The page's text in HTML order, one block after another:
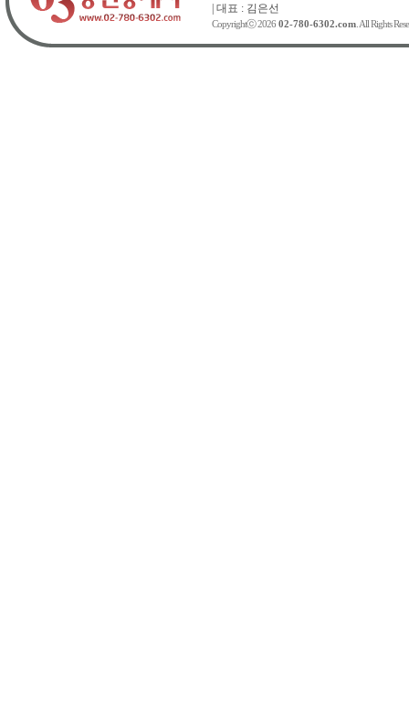
| 대표 : 김은선
Copyrightⓒ 2026 02-780-6302.com. All Rights